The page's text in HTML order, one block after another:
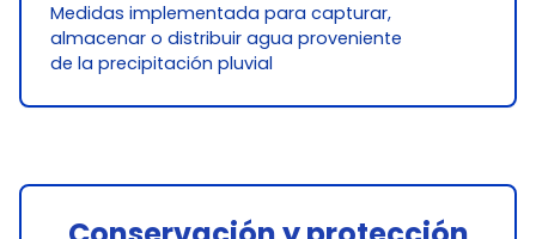
Medidas implementada para capturar,
almacenar o distribuir agua proveniente
de la precipitación pluvial